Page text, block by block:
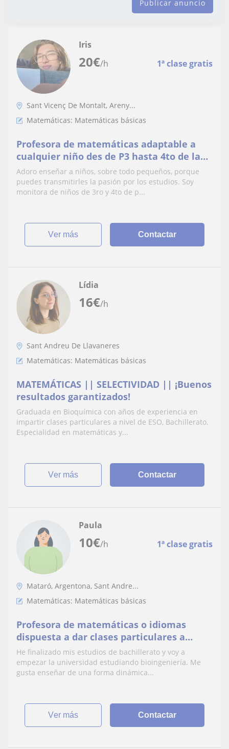
Publicar anuncio
20€/h 1ª clase gratis
Iris
Sant Vicenç De Montalt, Areny...
Matemáticas: Matemáticas básicas
Profesora de matemáticas adaptable a
cualquier niño des de P3 hasta 4to de la
ESO, y mucha paciencia.
Adoro enseñar a niños, sobre todo pequeños, porque
puedes transmitirles la pasión por los estudios. Soy
monitora de niños de 3ro y 4to de p...
ver más Contactar
16€/h
Lídia
Sant Andreu De Llavaneres
Matemáticas: Matemáticas básicas
MATEMÁTICAS || SELECTIVIDAD || ¡Buenos
resultados garantizados!
Graduada en Bioquímica con años de experiencia en
impartir clases particulares a nivel de ESO, Bachillerato.
Especialidad en matemáticas y...
ver más Contactar
10€/h 1ª clase gratis
Paula
Mataró, Argentona, Sant Andre...
Matemáticas: Matemáticas básicas
Profesora de matemáticas o idiomas
dispuesta a dar clases particulares a
niños de primaria y secundaria
He finalizado mis estudios de bachillerato y voy a
empezar la universidad estudiando bioingeniería. Me
gusta enseñar de una forma dinámica...
ver más Contactar